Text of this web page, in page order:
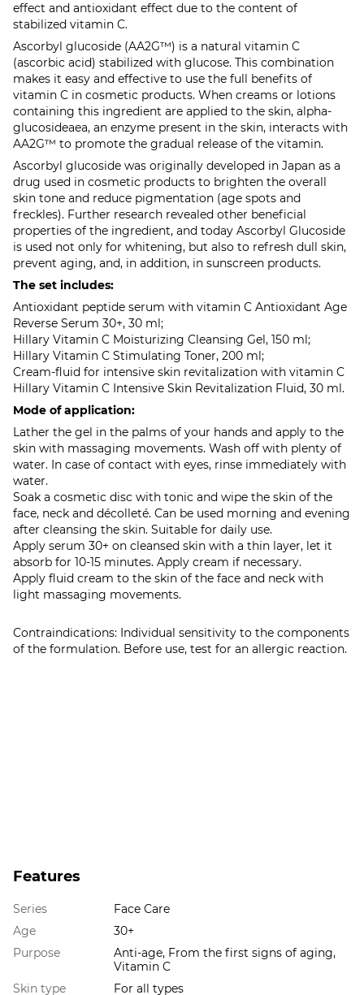
effect and antioxidant effect due to the content of
stabilized vitamin C.
Ascorbyl glucoside (AA2G™) is a natural vitamin C
(ascorbic acid) stabilized with glucose. This combination
makes it easy and effective to use the full benefits of
vitamin C in cosmetic products. When creams or lotions
containing this ingredient are applied to the skin, alpha-
glucosideaea, an enzyme present in the skin, interacts with
AA2G™ to promote the gradual release of the vitamin.
Ascorbyl glucoside was originally developed in Japan as a
drug used in cosmetic products to brighten the overall
skin tone and reduce pigmentation (age spots and
freckles). Further research revealed other beneficial
properties of the ingredient, and today Ascorbyl Glucoside
is used not only for whitening, but also to refresh dull skin,
prevent aging, and, in addition, in sunscreen products.
The set includes:
Antioxidant peptide serum with vitamin C Antioxidant Age
Reverse Serum 30+, 30 ml;
Hillary Vitamin C Moisturizing Cleansing Gel, 150 ml;
Hillary Vitamin C Stimulating Toner, 200 ml;
Cream-fluid for intensive skin revitalization with vitamin C
Hillary Vitamin C Intensive Skin Revitalization Fluid, 30 ml.
Mode of application:
Lather the gel in the palms of your hands and apply to the
skin with massaging movements. Wash off with plenty of
water. In case of contact with eyes, rinse immediately with
water.
Soak a cosmetic disc with tonic and wipe the skin of the
face, neck and décolleté. Can be used morning and evening
after cleansing the skin. Suitable for daily use.
Apply serum 30+ on cleansed skin with a thin layer, let it
absorb for 10-15 minutes. Apply cream if necessary.
Apply fluid cream to the skin of the face and neck with
light massaging movements.
Contraindications: Individual sensitivity to the components
of the formulation. Before use, test for an allergic reaction.
Features
Series
Face Care
Age
30+
Purpose
Anti-age, From the first signs of aging,
Vitamin C
Skin type
For all types